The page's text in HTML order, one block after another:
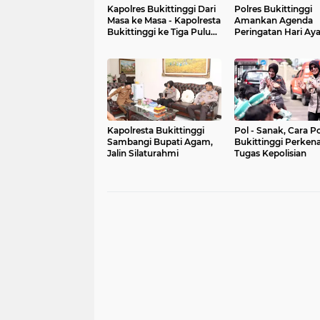
Kapolres Bukittinggi Dari
Masa ke Masa - Kapolresta
Bukittinggi ke Tiga Puluh
Polres Bukittinggi
Amankan Agenda
Peringatan Hari
Kapolresta Bukittinggi
Sambangi Bupati Agam,
Jalin Silaturahmi
Pol - Sanak, Cara
Bukittinggi Perkenalkan
Tugas Kepolisian